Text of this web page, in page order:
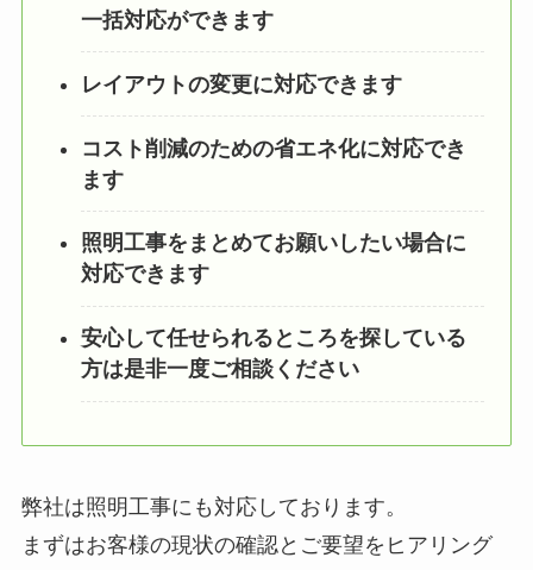
一括対応ができます
レイアウトの変更に対応できます
コスト削減のための省エネ化に対応でき
ます
照明工事をまとめてお願いしたい場合に
対応できます
安心して任せられるところを探している
方は是非一度ご相談ください
弊社は照明工事にも対応しております。
まずはお客様の現状の確認とご要望をヒアリング